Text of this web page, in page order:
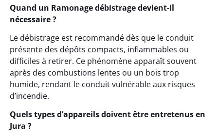
Quand un Ramonage débistrage devient-il
nécessaire ?
Le débistrage est recommandé dès que le conduit
présente des dépôts compacts, inflammables ou
difficiles à retirer. Ce phénomène apparaît souvent
après des combustions lentes ou un bois trop
humide, rendant le conduit vulnérable aux risques
d’incendie.
Quels types d’appareils doivent être entretenus en
Jura ?